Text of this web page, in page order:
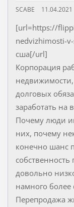
SCABE 11.04.2021
[url=https://
nedvizhimosti-
сша[/url]
Корпорация
долговых
заработать на
Почему люди
них, почему
конечно шанс
собственность
довольно
намного более
Перепродажа